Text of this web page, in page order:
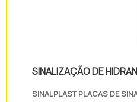
SINALIZAÇÃO DE
SINALPLAST PLACAS DE